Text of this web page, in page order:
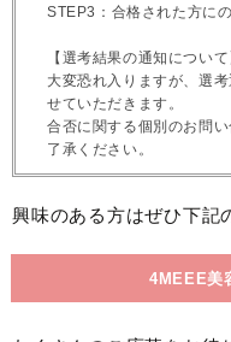
STEP3：合格された方に
【選考結果の通知について
大変恐れ入りますが、選
せていただきます。
合否に関する個別のお問
了承ください。
興味のある方はぜひ下記
4MEEE美